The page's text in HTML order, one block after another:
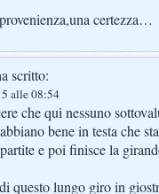
certezza…
scritto:
alle 08:54
che qui nessuno
bene in testa che
e poi finisce la
questo lungo giro in